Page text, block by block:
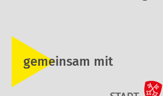
gemeinsam mit